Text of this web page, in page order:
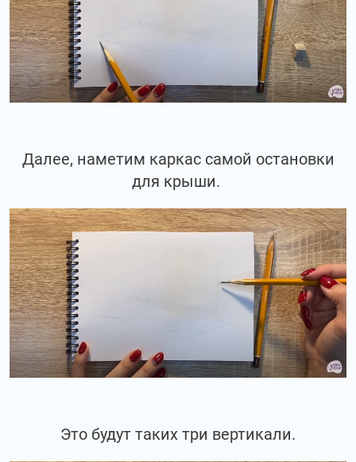
Далее, наметим каркас самой остановки
для крыши.
Это будут таких три вертикали.